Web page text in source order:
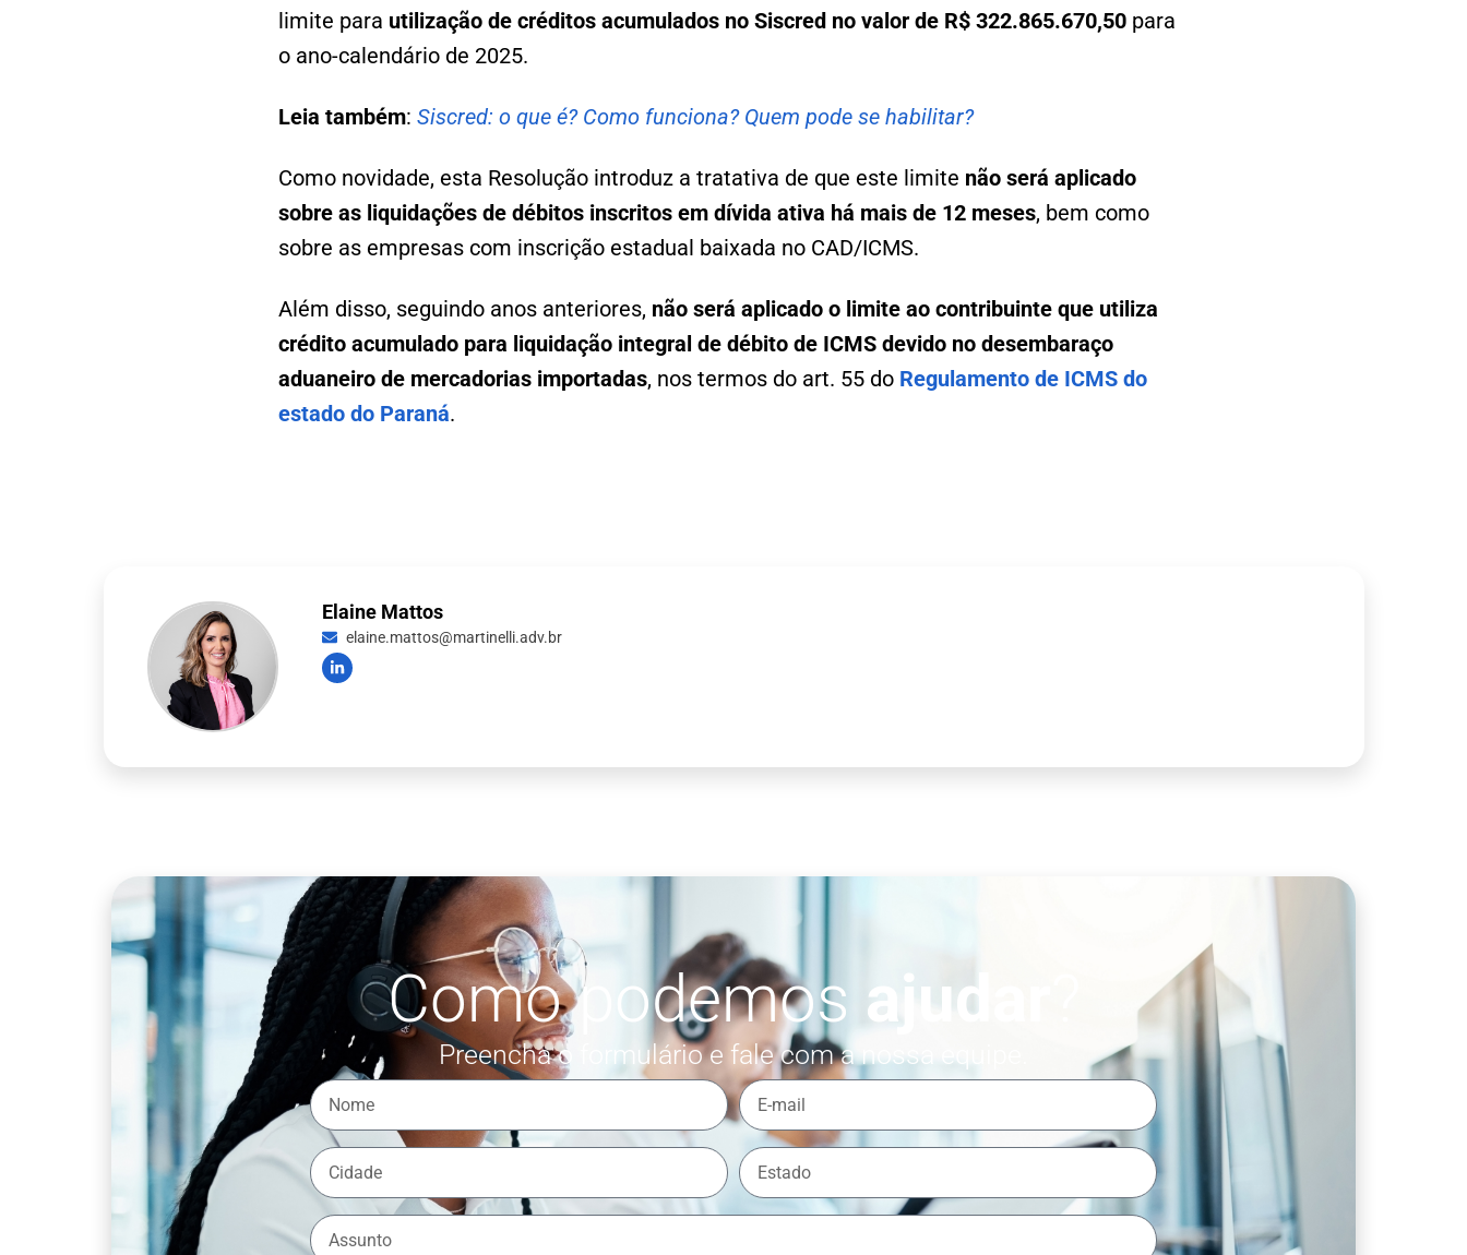
limite para utilização de créditos acumulados no Siscred no valor de R$ 322.865.670,50para
o ano-calendário de 2025.
Leia também: Siscred: o que é? Como funciona? Quem pode se habilitar?
Como novidade, esta Resolução introduz a tratativa de que este limite não será aplicado
sobre as liquidações de débitos inscritos em dívida ativa há mais de 12 meses, bem como
sobre as empresas com inscrição estadual baixada no CAD/ICMS.
Além disso, seguindo anos anteriores, não será aplicado o limite ao contribuinte que utiliza
crédito acumulado para liquidação integral de débito de ICMS devido no desembaraço
aduaneiro de mercadorias importadas, nos termos do art. 55 do Regulamento de ICMS do
estado do Paraná.
Elaine Mattos
elaine.mattos@martinelli.adv.br
Como podemos ajudar
Preencha o formulário e fale com a nossa equipe.